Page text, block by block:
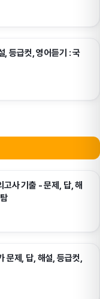
등급컷, 영어듣기 : 국
사 기출 - 문제, 답, 해
제, 답, 해설, 등급컷,